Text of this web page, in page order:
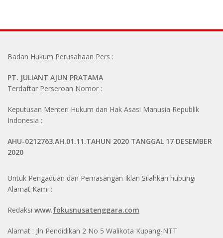
Badan Hukum Perusahaan Pers :
PT. JULIANT AJUN PRATAMA
Terdaftar Perseroan Nomor :
Keputusan Menteri Hukum dan Hak Asasi Manusia Republik
Indonesia :
AHU-0212763.AH.01.11.TAHUN 2020 TANGGAL 17 DESEMBER
2020
Untuk Pengaduan dan Pemasangan Iklan Silahkan hubungi
Alamat Kami :
Redaksi www.fokusnusatenggara.com
Alamat : Jln Pendidikan 2 No 5 Walikota Kupang-NTT